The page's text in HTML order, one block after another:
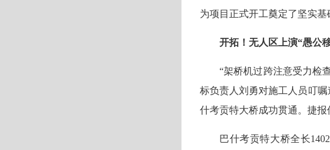
为项目正式开工奠定了坚实基
开拓！无人区上演“愚公
“架桥机过跨注意受力检
标负责人刘勇对施工人员叮
什考贡特大桥成功贯通。捷报
巴什考贡特大桥全长